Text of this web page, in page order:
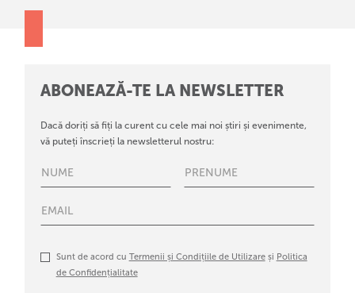
ABONEAZĂ-TE LA NEWSLETTER
Dacă doriți să fiți la curent cu cele mai noi știri și evenimente,
vă puteți înscrieți la newsletterul nostru:
Sunt de acord cu Termenii și Condițiile de Utilizareși Politica
de Confidențialitate